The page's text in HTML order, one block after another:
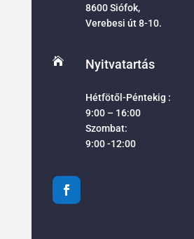
8600 Siófok,
Verebesi út 8-10.
 Nyitvatartás
Hétfötől-Péntekig :
9:00 – 16:00
Szombat:
9:00 -12:00